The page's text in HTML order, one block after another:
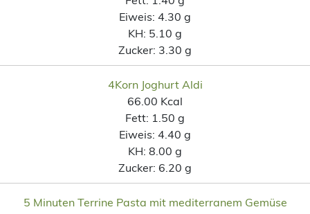
Eiweis: 4.30 g
KH: 5.10 g
Zucker: 3.30 g
4Korn Joghurt Aldi
66.00 Kcal
Fett: 1.50 g
Eiweis: 4.40 g
KH: 8.00 g
Zucker: 6.20 g
5 Minuten Terrine Pasta mit mediterranem Gemüse